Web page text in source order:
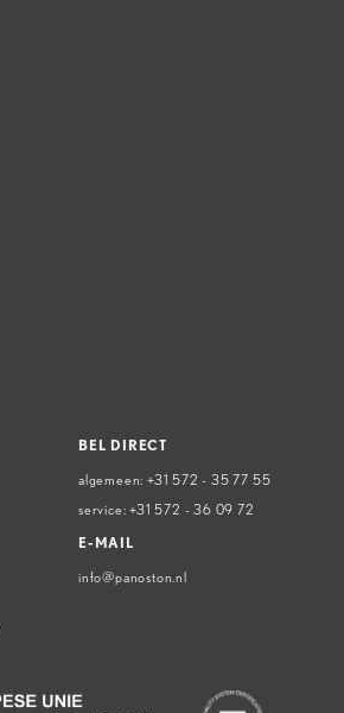
BEL DIRECT
algemeen: +31 572 - 35 77 55
service:+31 572 - 36 09 72
E-MAIL
info@panoston.nl